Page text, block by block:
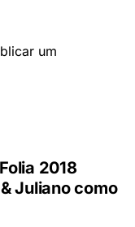
um
2018
Juliano como